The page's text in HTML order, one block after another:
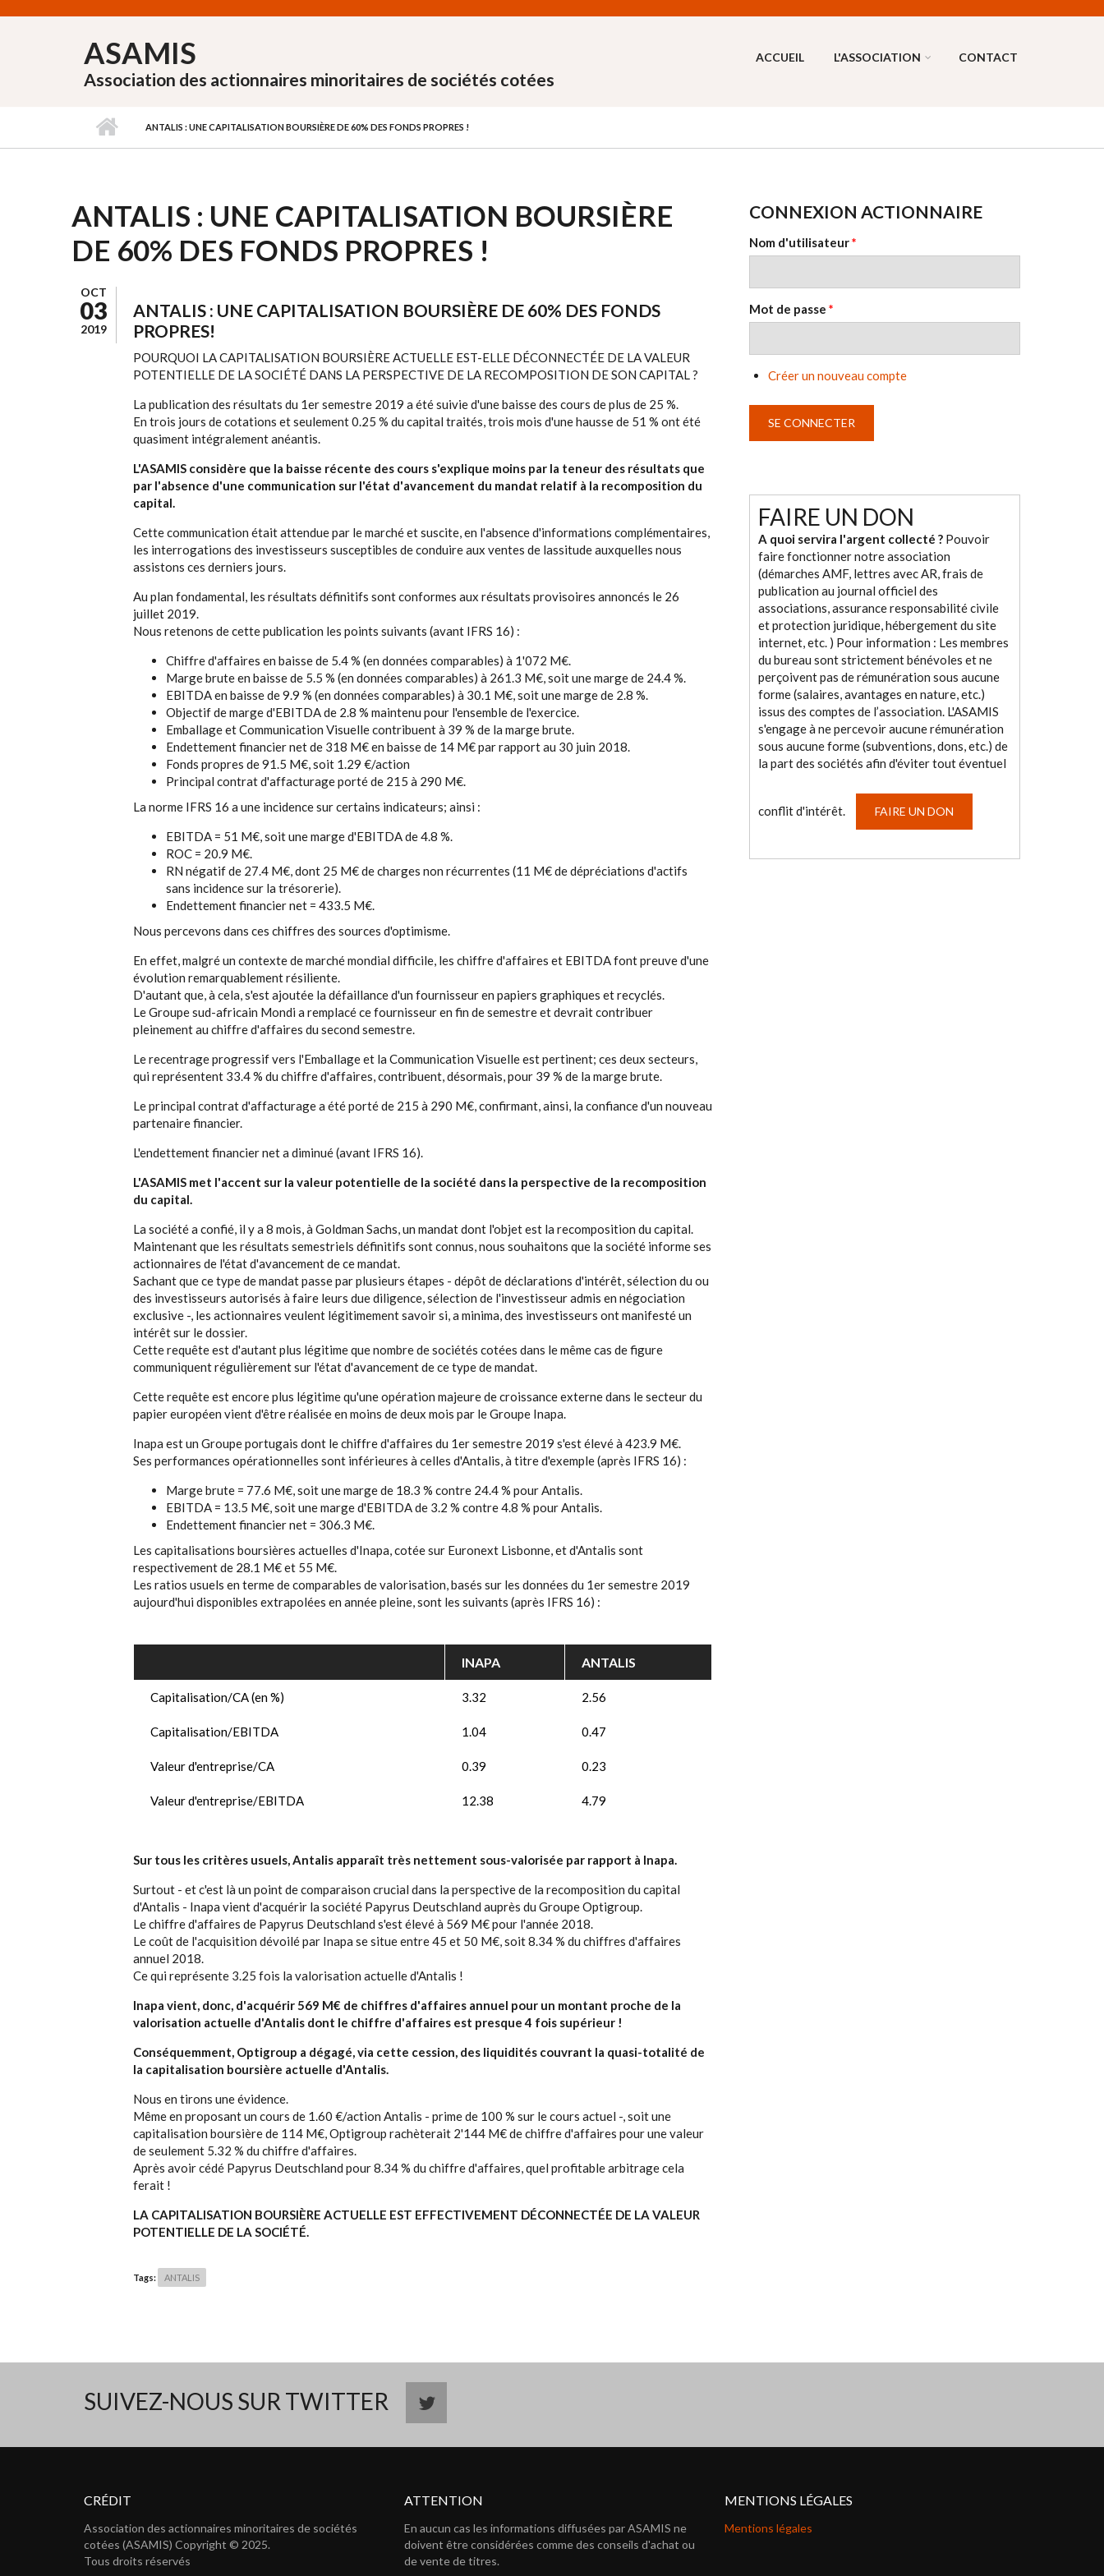
ASAMIS
Association des actionnaires minoritaires de sociétés cotées
ACCUEIL L'ASSOCIATION CONTACT
ANTALIS : UNE CAPITALISATION BOURSIÈRE DE 60% DES FONDS PROPRES !
ANTALIS : UNE CAPITALISATION BOURSIÈRE
DE 60% DES FONDS PROPRES !
OCT
03
2019
ANTALIS : UNE CAPITALISATION BOURSIÈRE DE 60% DES FONDS
PROPRES!
POURQUOI LA CAPITALISATION BOURSIÈRE ACTUELLE EST-ELLE DÉCONNECTÉE DE LA VALEUR
POTENTIELLE DE LA SOCIÉTÉ DANS LA PERSPECTIVE DE LA RECOMPOSITION DE SON CAPITAL ?
La publication des résultats du 1er semestre 2019 a été suivie d'une baisse des cours de plus de 25 %.
En trois jours de cotations et seulement 0.25 % du capital traités, trois mois d'une hausse de 51 % ont été
quasiment intégralement anéantis.
L'ASAMIS considère que la baisse récente des cours s'explique moins par la teneur des résultats que
par l'absence d'une communication sur l'état d'avancement du mandat relatif à la recomposition du
capital.
Cette communication était attendue par le marché et suscite, en l'absence d'informations complémentaires,
les interrogations des investisseurs susceptibles de conduire aux ventes de lassitude auxquelles nous
assistons ces derniers jours.
Au plan fondamental, les résultats définitifs sont conformes aux résultats provisoires annoncés le 26
juillet 2019.
Nous retenons de cette publication les points suivants (avant IFRS 16) :
Chiffre d'affaires en baisse de 5.4 % (en données comparables) à 1'072 M€.
Marge brute en baisse de 5.5 % (en données comparables) à 261.3 M€, soit une marge de 24.4 %.
EBITDA en baisse de 9.9 % (en données comparables) à 30.1 M€, soit une marge de 2.8 %.
Objectif de marge d'EBITDA de 2.8 % maintenu pour l'ensemble de l'exercice.
Emballage et Communication Visuelle contribuent à 39 % de la marge brute.
Endettement financier net de 318 M€ en baisse de 14 M€ par rapport au 30 juin 2018.
Fonds propres de 91.5 M€, soit 1.29 €/action
Principal contrat d'affacturage porté de 215 à 290 M€.
La norme IFRS 16 a une incidence sur certains indicateurs; ainsi :
EBITDA = 51 M€, soit une marge d'EBITDA de 4.8 %.
ROC = 20.9 M€.
RN négatif de 27.4 M€, dont 25 M€ de charges non récurrentes (11 M€ de dépréciations d'actifs
sans incidence sur la trésorerie).
Endettement financier net = 433.5 M€.
Nous percevons dans ces chiffres des sources d'optimisme.
En effet, malgré un contexte de marché mondial difficile, les chiffre d'affaires et EBITDA font preuve d'une
évolution remarquablement résiliente.
D'autant que, à cela, s'est ajoutée la défaillance d'un fournisseur en papiers graphiques et recyclés.
Le Groupe sud-africain Mondi a remplacé ce fournisseur en fin de semestre et devrait contribuer
pleinement au chiffre d'affaires du second semestre.
Le recentrage progressif vers l'Emballage et la Communication Visuelle est pertinent; ces deux secteurs,
qui représentent 33.4 % du chiffre d'affaires, contribuent, désormais, pour 39 % de la marge brute.
Le principal contrat d'affacturage a été porté de 215 à 290 M€, confirmant, ainsi, la confiance d'un nouveau
partenaire financier.
L'endettement financier net a diminué (avant IFRS 16).
L'ASAMIS met l'accent sur la valeur potentielle de la société dans la perspective de la recomposition
du capital.
La société a confié, il y a 8 mois, à Goldman Sachs, un mandat dont l'objet est la recomposition du capital.
Maintenant que les résultats semestriels définitifs sont connus, nous souhaitons que la société informe ses
actionnaires de l'état d'avancement de ce mandat.
Sachant que ce type de mandat passe par plusieurs étapes - dépôt de déclarations d'intérêt, sélection du ou
des investisseurs autorisés à faire leurs due diligence, sélection de l'investisseur admis en négociation
exclusive -, les actionnaires veulent légitimement savoir si, a minima, des investisseurs ont manifesté un
intérêt sur le dossier.
Cette requête est d'autant plus légitime que nombre de sociétés cotées dans le même cas de figure
communiquent régulièrement sur l'état d'avancement de ce type de mandat.
Cette requête est encore plus légitime qu'une opération majeure de croissance externe dans le secteur du
papier européen vient d'être réalisée en moins de deux mois par le Groupe Inapa.
Inapa est un Groupe portugais dont le chiffre d'affaires du 1er semestre 2019 s'est élevé à 423.9 M€.
Ses performances opérationnelles sont inférieures à celles d'Antalis, à titre d'exemple (après IFRS 16) :
Marge brute = 77.6 M€, soit une marge de 18.3 % contre 24.4 % pour Antalis.
EBITDA = 13.5 M€, soit une marge d'EBITDA de 3.2 % contre 4.8 % pour Antalis.
Endettement financier net = 306.3 M€.
Les capitalisations boursières actuelles d'Inapa, cotée sur Euronext Lisbonne, et d'Antalis sont
respectivement de 28.1 M€ et 55 M€.
Les ratios usuels en terme de comparables de valorisation, basés sur les données du 1er semestre 2019
aujourd'hui disponibles extrapolées en année pleine, sont les suivants (après IFRS 16) :
INAPA ANTALIS
Capitalisation/CA (en %) 3.32 2.56
Capitalisation/EBITDA 1.04 0.47
Valeur d'entreprise/CA 0.39 0.23
Valeur d'entreprise/EBITDA 12.38 4.79
Sur tous les critères usuels, Antalis apparaît très nettement sous-valorisée par rapport à Inapa.
Surtout - et c'est là un point de comparaison crucial dans la perspective de la recomposition du capital
d'Antalis - Inapa vient d'acquérir la société Papyrus Deutschland auprès du Groupe Optigroup.
Le chiffre d'affaires de Papyrus Deutschland s'est élevé à 569 M€ pour l'année 2018.
Le coût de l'acquisition dévoilé par Inapa se situe entre 45 et 50 M€, soit 8.34 % du chiffres d'affaires
annuel 2018.
Ce qui représente 3.25 fois la valorisation actuelle d'Antalis !
Inapa vient, donc, d'acquérir 569 M€ de chiffres d'affaires annuel pour un montant proche de la
valorisation actuelle d'Antalis dont le chiffre d'affaires est presque 4 fois supérieur !
Conséquemment, Optigroup a dégagé, via cette cession, des liquidités couvrant la quasi-totalité de
la capitalisation boursière actuelle d'Antalis.
Nous en tirons une évidence.
Même en proposant un cours de 1.60 €/action Antalis - prime de 100 % sur le cours actuel -, soit une
capitalisation boursière de 114 M€, Optigroup rachèterait 2'144 M€ de chiffre d'affaires pour une valeur
de seulement 5.32 % du chiffre d'affaires.
Après avoir cédé Papyrus Deutschland pour 8.34 % du chiffre d'affaires, quel profitable arbitrage cela
ferait !
LA CAPITALISATION BOURSIÈRE ACTUELLE EST EFFECTIVEMENT DÉCONNECTÉE DE LA VALEUR
POTENTIELLE DE LA SOCIÉTÉ.
Tags: ANTALIS
CONNEXION ACTIONNAIRE
Nom d'utilisateur*
Mot de passe *
Créer un nouveau compte
FAIRE UN DON
A quoi servira l'argent collecté ? Pouvoir
faire fonctionner notre association
(démarches AMF, lettres avec AR, frais de
publication au journal officiel des
associations, assurance responsabilité civile
et protection juridique, hébergement du site
internet, etc. ) Pour information : Les membres
du bureau sont strictement bénévoles et ne
perçoivent pas de rémunération sous aucune
forme (salaires, avantages en nature, etc.)
issus des comptes de l’association. L'ASAMIS
s'engage à ne percevoir aucune rémunération
sous aucune forme (subventions, dons, etc.) de
la part des sociétés afin d'éviter tout éventuel
conflit d'intérêt. FAIRE UN DON
SUIVEZ-NOUS SUR TWITTER
CRÉDIT
Association des actionnaires minoritaires de sociétés
cotées (ASAMIS) Copyright © 2025.
Tous droits réservés
ATTENTION
En aucun cas les informations diffusées par ASAMIS ne
doivent être considérées comme des conseils d'achat ou
de vente de titres.
MENTIONS LÉGALES
Mentions légales